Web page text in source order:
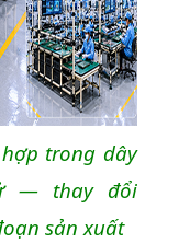
trong dây
— thay đổi
sản xuất